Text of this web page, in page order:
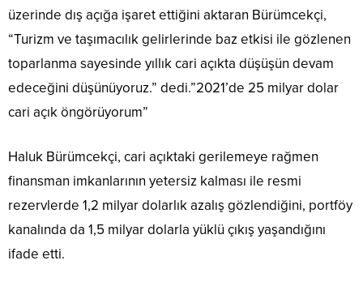
üzerinde dış açığa işaret ettiğini aktaran Bürümcekçi,
“Turizm ve taşımacılık gelirlerinde baz etkisi ile gözlenen
toparlanma sayesinde yıllık cari açıkta düşüşün devam
edeceğini düşünüyoruz.” dedi.”2021’de 25 milyar dolar
cari açık öngörüyorum”
Haluk Bürümcekçi, cari açıktaki gerilemeye rağmen
finansman imkanlarının yetersiz kalması ile resmi
rezervlerde 1,2 milyar dolarlık azalış gözlendiğini, portföy
kanalında da 1,5 milyar dolarla yüklü çıkış yaşandığını
ifade etti.